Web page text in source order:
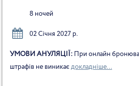
8 ночей
02 Січня 2027 р.
УМОВИ АНУЛЯЦІЇ: При онлайн
штрафів не виникає докладніше...